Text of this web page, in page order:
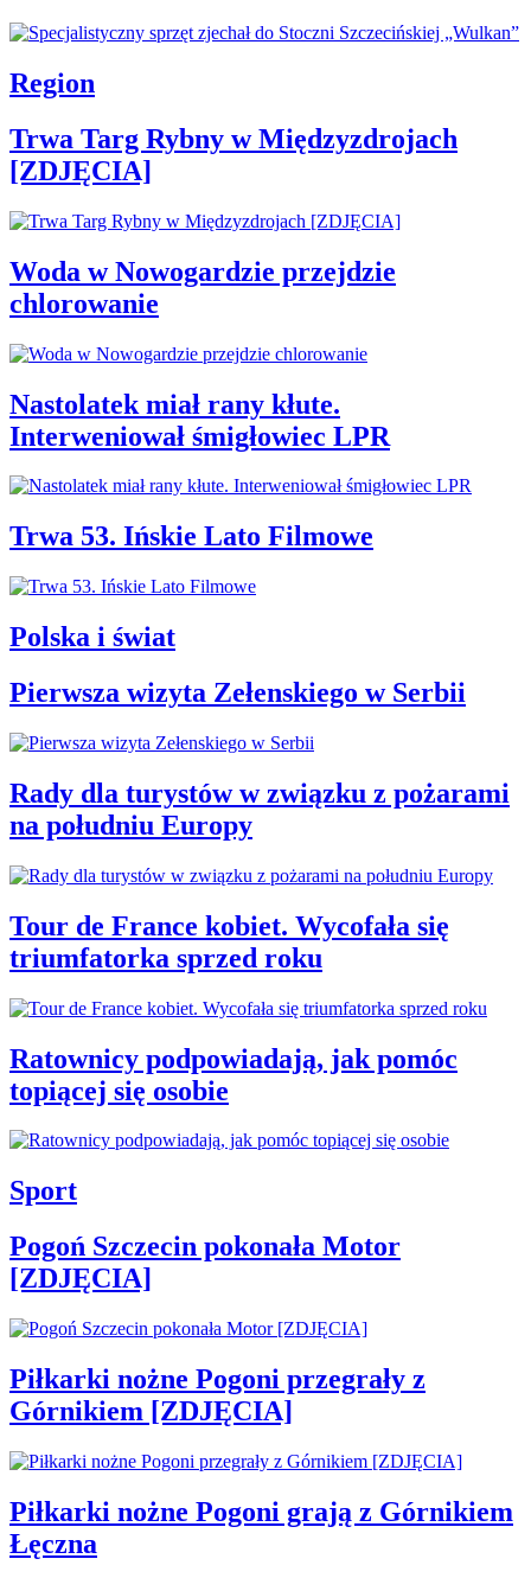
Region
Trwa Targ Rybny w Międzyzdrojach
[ZDJĘCIA]
Woda w Nowogardzie przejdzie
chlorowanie
Nastolatek miał rany kłute.
Interweniował śmigłowiec LPR
Trwa 53. Ińskie Lato Filmowe
Polska i świat
Pierwsza wizyta Zełenskiego w Serbii
Rady dla turystów w związku z pożarami
na południu Europy
Tour de France kobiet. Wycofała się
triumfatorka sprzed roku
Ratownicy podpowiadają, jak pomóc
topiącej się osobie
Sport
Pogoń Szczecin pokonała Motor
[ZDJĘCIA]
Piłkarki nożne Pogoni przegrały z
Górnikiem [ZDJĘCIA]
Piłkarki nożne Pogoni grają z Górnikiem
Łęczna